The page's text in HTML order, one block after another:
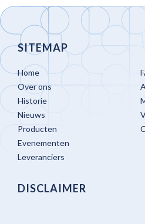
SITEMAP
Home
Over ons
Historie
Nieuws
Producten
Evenementen
Leveranciers
DISCLAIMER